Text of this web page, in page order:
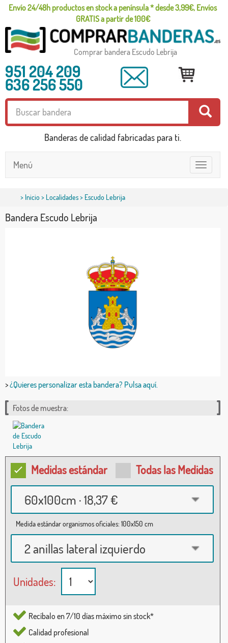
Envío 24/48h productos en stock a península * desde 3,99€, Envíos
GRATIS a partir de 100€
Comprar bandera Escudo Lebrija
951 204 209
636 256 550
Banderas de calidad fabricadas para ti.
Toggle
navigation
Menú
> Inicio> Localidades> Escudo Lebrija
Bandera Escudo Lebrija
>¿Quieres personalizar esta bandera? Pulsa aquí.
Fotos de muestra:
Medidas estándar Todas las Medidas
60x100cm · 18,37 €
Medida estándar organismos oficiales: 100x150 cm
2 anillas lateral izquierdo
Unidades:
Recíbalo en 7/10 días máximo sin stock*
Calidad profesional